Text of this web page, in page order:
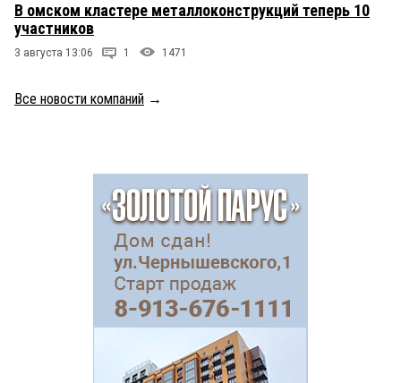
В омском кластере металлоконструкций теперь 10
участников
3 августа 13:06 1 1471
Все новости компаний →